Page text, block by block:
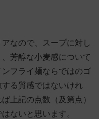
なので、スープに対し
芳醇な小麦感について
フライ麺ならではのゴ
る質感ではないけれ
上記の点数（及第点）
ないと思います。